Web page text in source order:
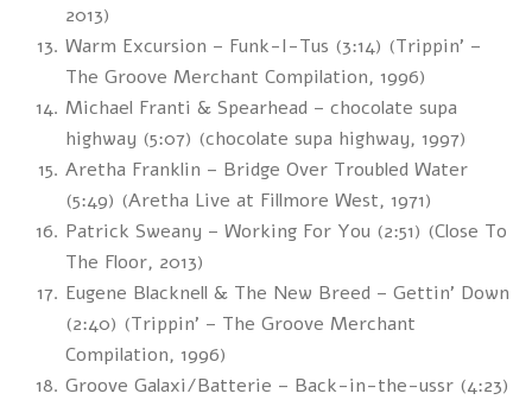
2013)
Warm Excursion – Funk-I-Tus (3:14) (Trippin’ –
The Groove Merchant Compilation, 1996)
Michael Franti & Spearhead – chocolate supa
highway (5:07) (chocolate supa highway, 1997)
Aretha Franklin – Bridge Over Troubled Water
(5:49) (Aretha Live at Fillmore West, 1971)
Patrick Sweany – Working For You (2:51) (Close To
The Floor, 2013)
Eugene Blacknell & The New Breed – Gettin’ Down
(2:40) (Trippin’ – The Groove Merchant
Compilation, 1996)
Groove Galaxi/Batterie – Back-in-the-ussr (4:23)